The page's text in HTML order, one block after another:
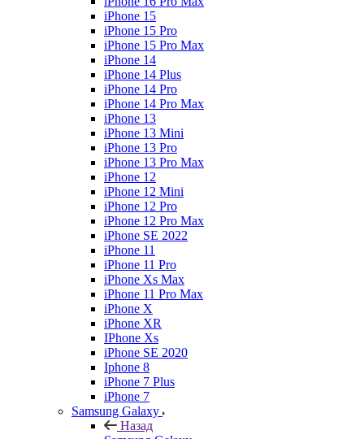
iPhone 15
iPhone 15 Pro
iPhone 15 Pro Max
iPhone 14
iPhone 14 Plus
iPhone 14 Pro
iPhone 14 Pro Max
iPhone 13
iPhone 13 Mini
iPhone 13 Pro
iPhone 13 Pro Max
iPhone 12
iPhone 12 Mini
iPhone 12 Pro
iPhone 12 Pro Max
iPhone SE 2022
iPhone 11
iPhone 11 Pro
iPhone Xs Max
iPhone 11 Pro Max
iPhone X
iPhone XR
IPhone Xs
iPhone SE 2020
Iphone 8
iPhone 7 Plus
iPhone 7
Samsung Galaxy
Назад